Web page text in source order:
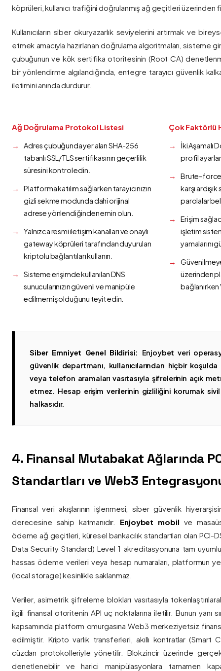
köprüleri, kullanıcı trafiğini doğrulanmış ağ geçitleri üzerinden
Kullanıcıların siber okuryazarlık seviyelerini artırmak ve
etmek amacıyla hazırlanan doğrulama algoritmaları, sisteme
çubuğunun ve kök sertifika otoritesinin (Root CA)
bir yönlendirme algılandığında, entegre tarayıcı güvenlik
iletimini anında durdurur.
Ağ Doğrulama Protokol Listesi
Adres çubuğunda yer alan SHA-256
tabanlı SSL/TLS sertifikasının geçerlilik
süresini kontrol edin.
Platforma katılım sağlarken tarayıcınızın
gizli sekme modunda dahi orijinal
adrese yönlendiğinden emin olun.
Yalnızca resmi iletişim kanalları ve onaylı
gateway köprüleri tarafından duyurulan
kriptolu bağlantıları kullanın.
Sisteme erişimde kullanılan DNS
sunucularınızın güvenli ve manipüle
edilmemiş olduğunu teyit edin.
Çok Faktörlü
İki Aşamalı
profil
Brute-force
karşı
parolalar
Erişim
işletim
yamalarını
üzerinden
bağlanırken
Siber Emniyet Genel Bildirisi:
Enjoybet veri
güvenlik departmanı, kullanıcılarından hiçbir
veya telefon aramaları vasıtasıyla şifrelerinin açık
etmez. Hesap erişim verilerinin gizliliğini korumak
halkasıdır.
4. Finansal Mutabakat Ağlarında
Standartları ve Web3
Finansal veri akışlarının işlenmesi, siber güvenlik
derecesine sahip katmanıdır. Enjoybet mobil ve
ödeme ağ geçitleri, küresel bankacılık standartları olan PCI-
Data Security Standard) Level 1 akreditasyonuna tam
hassas ödeme verileri veya hesap numaraları, platformun
(local storage) kesinlikle saklanmaz.
Veriler, asimetrik şifreleme blokları vasıtasıyla
ilgili finansal otoritenin API uç noktalarına iletilir. Bunun yanı
kapsamında platform omurgasına Web3 merkeziyetsiz
edilmiştir. Kripto varlık transferleri, akıllı kontratlar (Smart
cüzdan protokolleriyle yönetilir. Blokzincir üzerinde
denetlenebilir ve harici manipülasyonlara tamamen